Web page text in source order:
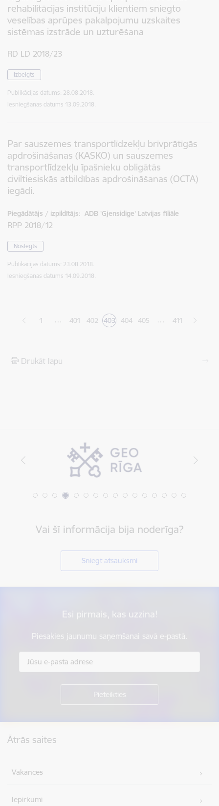
rehabilitācijas institūciju klientiem sniegto
veselības aprūpes pakalpojumu uzskaites
sistēmas izstrāde un uzturēšana
RD LD 2018/23
Izbeigts
Publikācijas datums: 28.08.2018.
Iesniegšanas datums 13.09.2018.
Par sauszemes transportlīdzekļu brīvprātīgās
apdrošināšanas (KASKO) un sauszemes
transportlīdzekļu īpašnieku obligātās
civiltiesiskās atbildības apdrošināšanas (OCTA)
iegādi.
Piegādātājs / izpildītājs: ADB 'Gjensidige' Latvijas filiāle
RPP 2018/12
Noslēgts
Publikācijas datums: 23.08.2018.
Iesniegšanas datums 14.09.2018.
1 … Lapa
401 Lapa
402 Pašreizējā lapa
403 Lapa
404 Lapa
405 … 411
Drukāt lapu
Vai šī informācija bija noderīga?
Sniegt atsauksmi
Esi pirmais, kas uzzina!
Piesakies jaunumu saņemšanai savā e-pastā.
Ātrās saites
Vakances
Iepirkumi